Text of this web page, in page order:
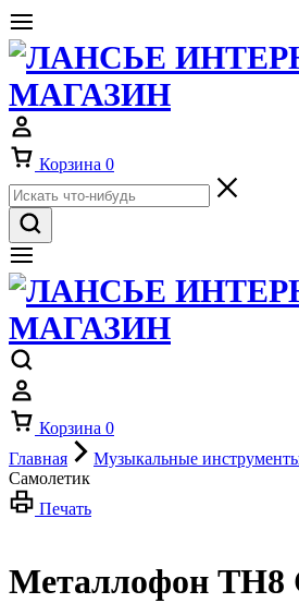
Корзина 0
Корзина 0
Главная
Музыкальные
Самолетик
Печать
Металлофон TH8